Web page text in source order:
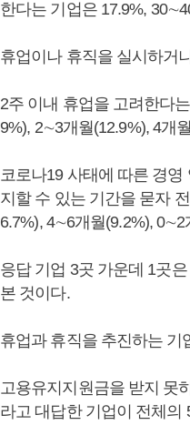
한다는 기업은 17.9%,
휴업이나 휴직을 실시하거
2주 이내 휴업을 고려한다
9%), 2∼3개월(12.9%), 4개
코로나19 사태에 따른 경
지할 수 있는 기간을 묻자
6.7%), 4∼6개월(9.2%),
응답 기업 3곳 가운데 1곳
본 것이다.
휴업과 휴직을 추진하는 기
고용유지지원금을 받지 못
라고 대답한 기업이 전체의